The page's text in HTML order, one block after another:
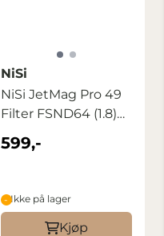
NiSi
NiSi JetMag Pro 49
Filter FSND64 (1.8)
6stop
599,-
Ikke på lager
Kjøp